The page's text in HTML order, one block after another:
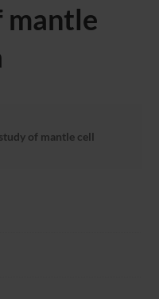
mantle
of mantle cell